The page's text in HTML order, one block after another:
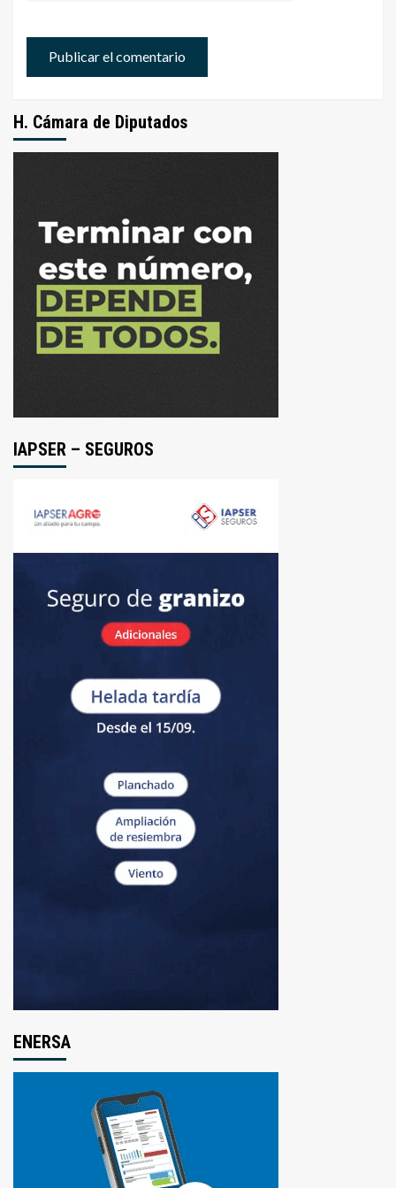
H. Cámara de Diputados
IAPSER – SEGUROS
ENERSA